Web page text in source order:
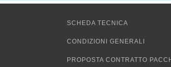
SCHEDA TECNICA
CONDIZIONI GENERALI
PROPOSTA CONTRATTO